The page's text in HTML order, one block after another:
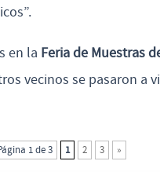
en la Feria de Muestras
vecinos se pasaron a
1 de 3 1 2 3 »